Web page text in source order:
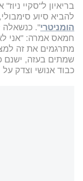
בריאיון ל"סקיי
להביא סיוע
הומניטרי". כנשאלה
חמאס אמרה: "אני
מתרגמים את זה
שמתים בעזה, ישנם
כבוד אנושי וצדק על